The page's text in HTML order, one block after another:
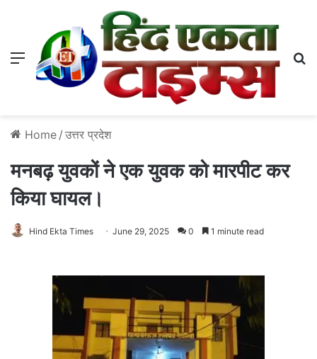
Menu
Home / उत्तर प्रदेश
मनबढ़ युवकों ने एक युवक को मारपीट कर
किया घायल।
Hind Ekta Times June 29, 2025 0 1 minute read